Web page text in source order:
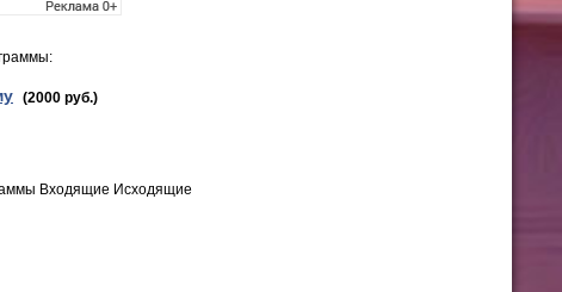
(2000 руб.)
Входящие Исходящие